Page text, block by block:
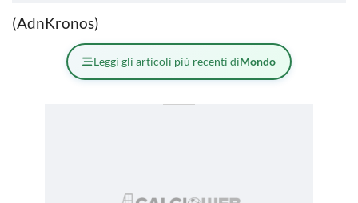
(AdnKronos)
Leggi gli articoli più recenti diMondo